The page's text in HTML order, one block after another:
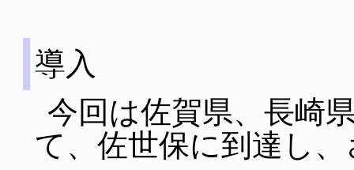
導入
今回は佐賀県、長崎
て、佐世保に到達し